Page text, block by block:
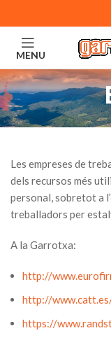
MENU
Les empreses de
dels recursos més
personal, sobretot a
treballadors per
A la Garrotxa:
http://
http://
https://